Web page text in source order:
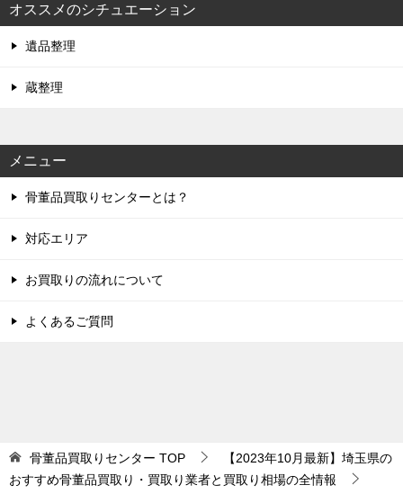
オススメのシチュエーション
遺品整理
蔵整理
メニュー
骨董品買取りセンターとは？
対応エリア
お買取りの流れについて
よくあるご質問
骨董品買取りセンター TOP
【2023年10月最新】埼玉県の
おすすめ骨董品買取り・買取り業者と買取り相場の全情報